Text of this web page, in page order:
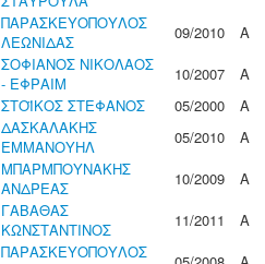
ΠΑΡΑΣΚΕΥΟΠΟΥΛΟΣ
ΛΕΩΝΙΔΑΣ
09/2010
Α
ΣΟΦΙΑΝΟΣ ΝΙΚΟΛΑΟΣ
- ΕΦΡΑΙΜ
10/2007
Α
ΣΤΟΪΚΟΣ ΣΤΕΦΑΝΟΣ 05/2000
Α
ΔΑΣΚΑΛΑΚΗΣ
ΕΜΜΑΝΟΥΗΛ
05/2010
Α
ΜΠΑΡΜΠΟΥΝΑΚΗΣ
ΑΝΔΡΕΑΣ
10/2009
Α
ΓΑΒΑΘΑΣ
ΚΩΝΣΤΑΝΤΙΝΟΣ
11/2011
Α
ΠΑΡΑΣΚΕΥΟΠΟΥΛΟΣ